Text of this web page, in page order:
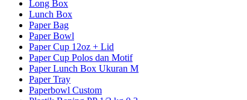
Long Box
Lunch Box
Paper Bag
Paper Bowl
Paper Cup 12oz + Lid
Paper Cup Polos dan Motif
Paper Lunch Box Ukuran M
Paper Tray
Paperbowl Custom